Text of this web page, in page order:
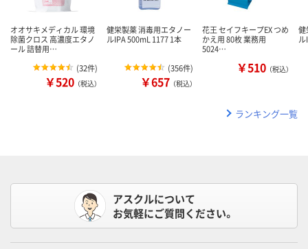
オオサキメディカル 環境
除菌クロス 高濃度エタノ
ール 詰替用…
(32件)
￥520 （税込）
健栄製薬 消毒用エタノー
ルIPA 500mL 1177 1本
(356件)
￥657 （税込）
花王 セイフキープEX つめ
かえ用 80枚 業務用
5024…
￥510 （税込）
ランキング一覧
アスクルについて
お気軽にご質問ください。